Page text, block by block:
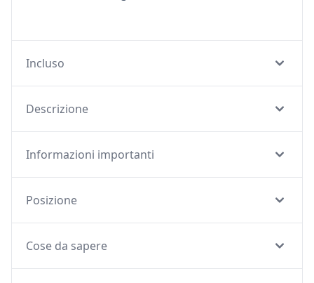
Incluso
Descrizione
Informazioni importanti
Posizione
Cose da sapere